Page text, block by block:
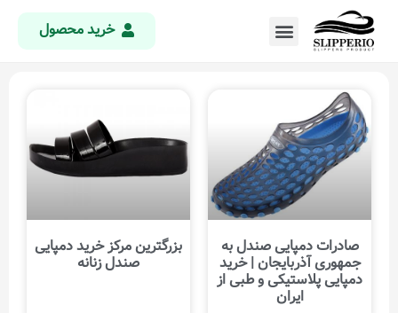
خرید محصول
صادرات دمپایی صندل به
جمهوری آذربایجان | خرید
دمپایی پلاستیکی و طبی از
ایران
بزرگترین مرکز خرید دمپایی
صندل زنانه